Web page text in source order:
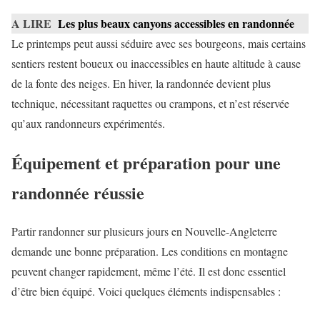
A LIRE Les plus beaux canyons accessibles en randonnée
Le printemps peut aussi séduire avec ses bourgeons, mais certains
sentiers restent boueux ou inaccessibles en haute altitude à cause
de la fonte des neiges. En hiver, la randonnée devient plus
technique, nécessitant raquettes ou crampons, et n’est réservée
qu’aux randonneurs expérimentés.
Équipement et préparation pour une
randonnée réussie
Partir randonner sur plusieurs jours en Nouvelle-Angleterre
demande une bonne préparation. Les conditions en montagne
peuvent changer rapidement, même l’été. Il est donc essentiel
d’être bien équipé. Voici quelques éléments indispensables :